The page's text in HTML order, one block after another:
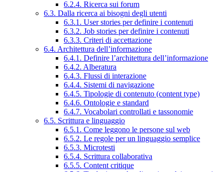
6.2.4. Ricerca sui forum
6.3. Dalla ricerca ai bisogni degli utenti
6.3.1. User stories per definire i contenuti
6.3.2. Job stories per definire i contenuti
6.3.3. Criteri di accettazione
6.4. Architettura dell’informazione
6.4.1. Definire l’architettura dell’informazione
6.4.2. Alberatura
6.4.3. Flussi di interazione
6.4.4. Sistemi di navigazione
6.4.5. Tipologie di contenuto (content type)
6.4.6. Ontologie e standard
6.4.7. Vocabolari controllati e tassonomie
6.5. Scrittura e linguaggio
6.5.1. Come leggono le persone sul web
6.5.2. Le regole per un linguaggio semplice
6.5.3. Microtesti
6.5.4. Scrittura collaborativa
6.5.5. Content critique